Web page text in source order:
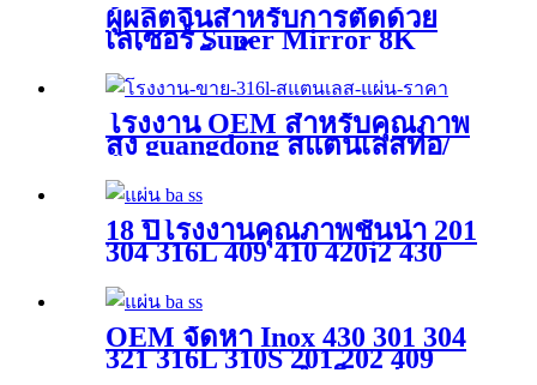
ผู้ผลิตจีนสำหรับการตัดด้วย
เลเซอร์ Super Mirror 8K
แปรงเสร็จสิ้นความหนา 3 มม.
AISI ASTM 201 304 แผ่นส
แตนเลส
โรงงาน OEM สำหรับคุณภาพ
สูง guangdong สแตนเลสท่อ/
ASTM A544/EN สแตนเลสท่อ
วัสดุเหล็ก 316
18 ปีโรงงานคุณภาพชั้นนำ 201
304 316L 409 410 420j2 430
แตนเลสม้วนแผ่นแผ่นแถบ 2b
กระจกเส้นผมพื้นผิวสแตนเล
สม้วน
OEM จัดหา Inox 430 301 304
321 316L 310S 201 202 409